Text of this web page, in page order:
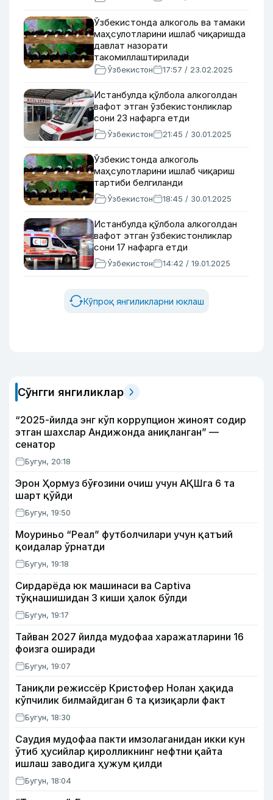
Ўзбекистонда алкоголь ва тамаки
маҳсулотларини ишлаб чиқаришда
давлат назорати
такомиллаштирилади
Ўзбекистон 17:57 / 23.02.2025
Истанбулда қўлбола алкоголдан
вафот этган ўзбекистонликлар
сони 23 нафарга етди
Ўзбекистон 21:45 / 30.01.2025
Ўзбекистонда алкоголь
маҳсулотларини ишлаб чиқариш
тартиби белгиланди
Ўзбекистон 18:45 / 30.01.2025
Истанбулда қўлбола алкоголдан
вафот этган ўзбекистонликлар
сони 17 нафарга етди
Ўзбекистон 14:42 / 19.01.2025
Кўпроқ янгиликларни юклаш
Сўнгги янгиликлар
“2025-йилда энг кўп коррупцион жиноят содир
этган шахслар Андижонда аниқланган” —
сенатор
Бугун, 20:18
Эрон Ҳормуз бўғозини очиш учун АҚШга 6 та
шарт қўйди
Бугун, 19:50
Моуриньо “Реал” футболчилари учун қатъий
қоидалар ўрнатди
Бугун, 19:18
Сирдарёда юк машинаси ва Captiva
тўқнашишидан 3 киши ҳалок бўлди
Бугун, 19:17
Тайван 2027 йилда мудофаа харажатларини 16
фоизга оширади
Бугун, 19:07
Таниқли режиссёр Кристофер Нолан ҳақида
кўпчилик билмайдиган 6 та қизиқарли факт
Бугун, 18:30
Саудия мудофаа пакти имзолаганидан икки кун
ўтиб ҳусийлар қиролликнинг нефтни қайта
ишлаш заводига ҳужум қилди
Бугун, 18:04